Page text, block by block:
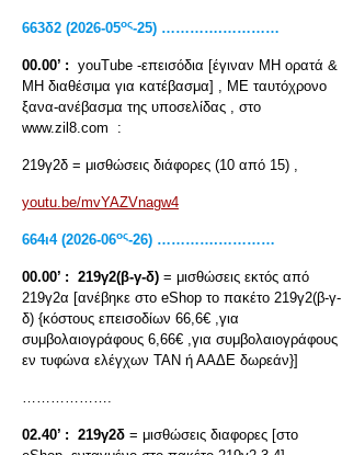
663δ2 (2026-05ος-25) ………….…………
00.00’ : youTube -επεισόδια [έγιναν ΜΗ ορατά &
ΜΗ διαθέσιμα για κατέβασμα] , ΜΕ ταυτόχρονο
ξανα-ανέβασμα της υποσελίδας , στο
www.zil8.com :
219γ2δ = μισθώσεις διάφορες (10 από 15) ,
youtu.be/mvYAZVnagw4
664ι4 (2026-06ος-26) ………….…………
00.00’ : 219γ2(β-γ-δ) = μισθώσεις εκτός από
219γ2α [ανέβηκε στο eShop το πακέτο 219γ2(β-γ-
δ) {κόστους επεισοδίων 66,6€ ,για
συμβολαιογράφους 6,66€ ,για συμβολαιογράφους
εν τυφώνα ελέγχων ΤΑΝ ή ΑΑΔΕ δωρεάν}]
……………….
02.40’ : 219γ2δ = μισθώσεις διαφορες [στο